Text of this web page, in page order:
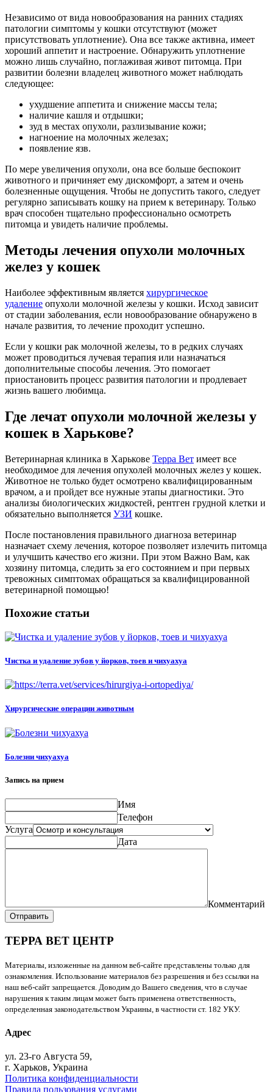
Независимо от вида новообразования на ранних стадиях
патологии симптомы у кошки отсутствуют (может
присутствовать уплотнение). Она все также активна, имеет
хороший аппетит и настроение. Обнаружить уплотнение
можно лишь случайно, поглаживая живот питомца. При
развитии болезни владелец животного может наблюдать
следующее:
ухудшение аппетита и снижение массы тела;
наличие кашля и отдышки;
зуд в местах опухоли, разлизывание кожи;
нагноение на молочных железах;
появление язв.
По мере увеличения опухоли, она все больше беспокоит
животного и причиняет ему дискомфорт, а затем и очень
болезненные ощущения. Чтобы не допустить такого, следует
регулярно записывать кошку на прием к ветеринару. Только
врач способен тщательно профессионально осмотреть
питомца и увидеть наличие проблемы.
Методы лечения опухоли молочных
желез у кошек
Наиболее эффективным является хирургическое
удаление опухоли молочной железы у кошки. Исход зависит
от стадии заболевания, если новообразование обнаружено в
начале развития, то лечение проходит успешно.
Если у кошки рак молочной железы, то в редких случаях
может проводиться лучевая терапия или назначаться
дополнительные способы лечения. Это помогает
приостановить процесс развития патологии и продлевает
жизнь вашего любимца.
Где лечат опухоли молочной железы у
кошек в Харькове?
Ветеринарная клиника в Харькове Терра Вет имеет все
необходимое для лечения опухолей молочных желез у кошек.
Животное не только будет осмотрено квалифицированным
врачом, а и пройдет все нужные этапы диагностики. Это
анализы биологических жидкостей, рентген грудной клетки и
обязательно выполняется УЗИ кошке.
После постановления правильного диагноза ветеринар
назначает схему лечения, которое позволяет излечить питомца
и улучшить качество его жизни. При этом Важно Вам, как
хозяину питомца, следить за его состоянием и при первых
тревожных симптомах обращаться за квалифицированной
ветеринарной помощью!
Похожие статьи
Чистка и удаление зубов у йорков, тоев и чихуахуа
Хирургические операции животным
Болезни чихуахуа
Запись на прием
Имя
Телефон
Услуга
Дата
Комментарий
Отправить
ТЕРРА ВЕТ ЦЕНТР
Материалы, изложенные на данном веб-сайте представлены только для
ознакомления. Использование материалов без разрешения и без ссылки на
наш веб-сайт запрещается. Доводим до Вашего сведения, что в случае
нарушения к таким лицам может быть применена ответственность,
определенная законодательством Украины, в частности ст. 182 УКУ.
Адрес
ул. 23-го Августа 59,
г. Харьков, Украина
Политика конфиденциальности
Правила пользования услугами